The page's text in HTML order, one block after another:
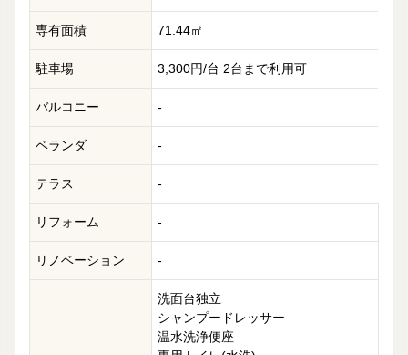
専有面積 71.44㎡
駐車場 3,300円/台 2台まで利用可
バルコニー -
ベランダ -
テラス -
リフォーム -
リノベーション -
洗面台独立
シャンプードレッサー
温水洗浄便座